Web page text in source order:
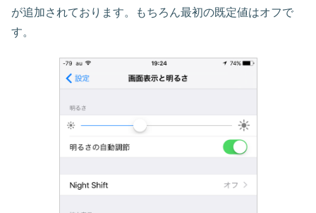
が追加されております。もちろん最初の既定値はオフで
す。